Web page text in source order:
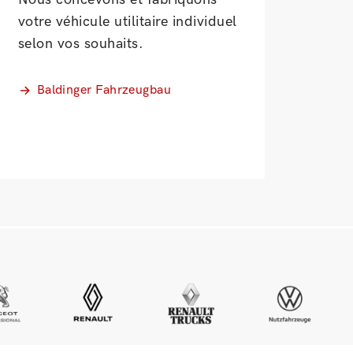
votre véhicule utilitaire individuel
selon vos souhaits.
Baldinger Fahrzeugbau